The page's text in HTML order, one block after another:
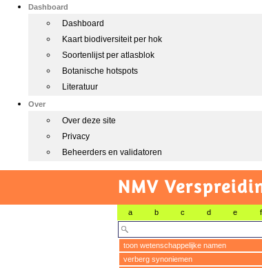
Dashboard
Dashboard
Kaart biodiversiteit per hok
Soortenlijst per atlasblok
Botanische hotspots
Literatuur
Over
Over deze site
Privacy
Beheerders en validatoren
NMV
a b c d e f
toon wetenschappelijke namen
verberg synoniemen